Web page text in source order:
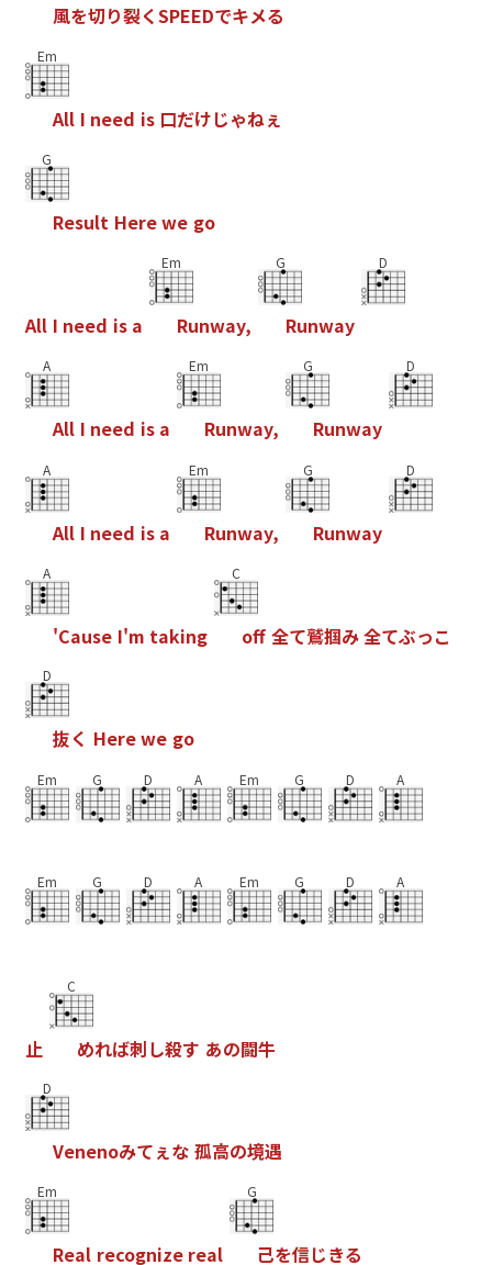
風を切り裂くSPEEDでキメる
Em
All I need is 口だけじゃねぇ
G
Result Herewe go
All I need is a
Em
Runway,
G
Runway
D
A
All I need is a
Em
Runway,
G
Runway
D
A
All I need is a
Em
Runway,
G
Runway
D
A
'Cause I'm taking
C
of 全て鷲掴み全てぶっこ
D
抜く Herewe go
Em G D A Em G D A
Em G D A Em G D A
止
C
めれば刺し殺す あの闘牛
D
Venenoみてぇな 孤高の境遇
Em
Real recognize real
G
己を信じきる